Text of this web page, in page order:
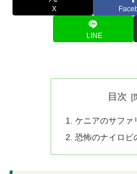
X
LINE
目次
ケニアのサファ
恐怖のナイロビ